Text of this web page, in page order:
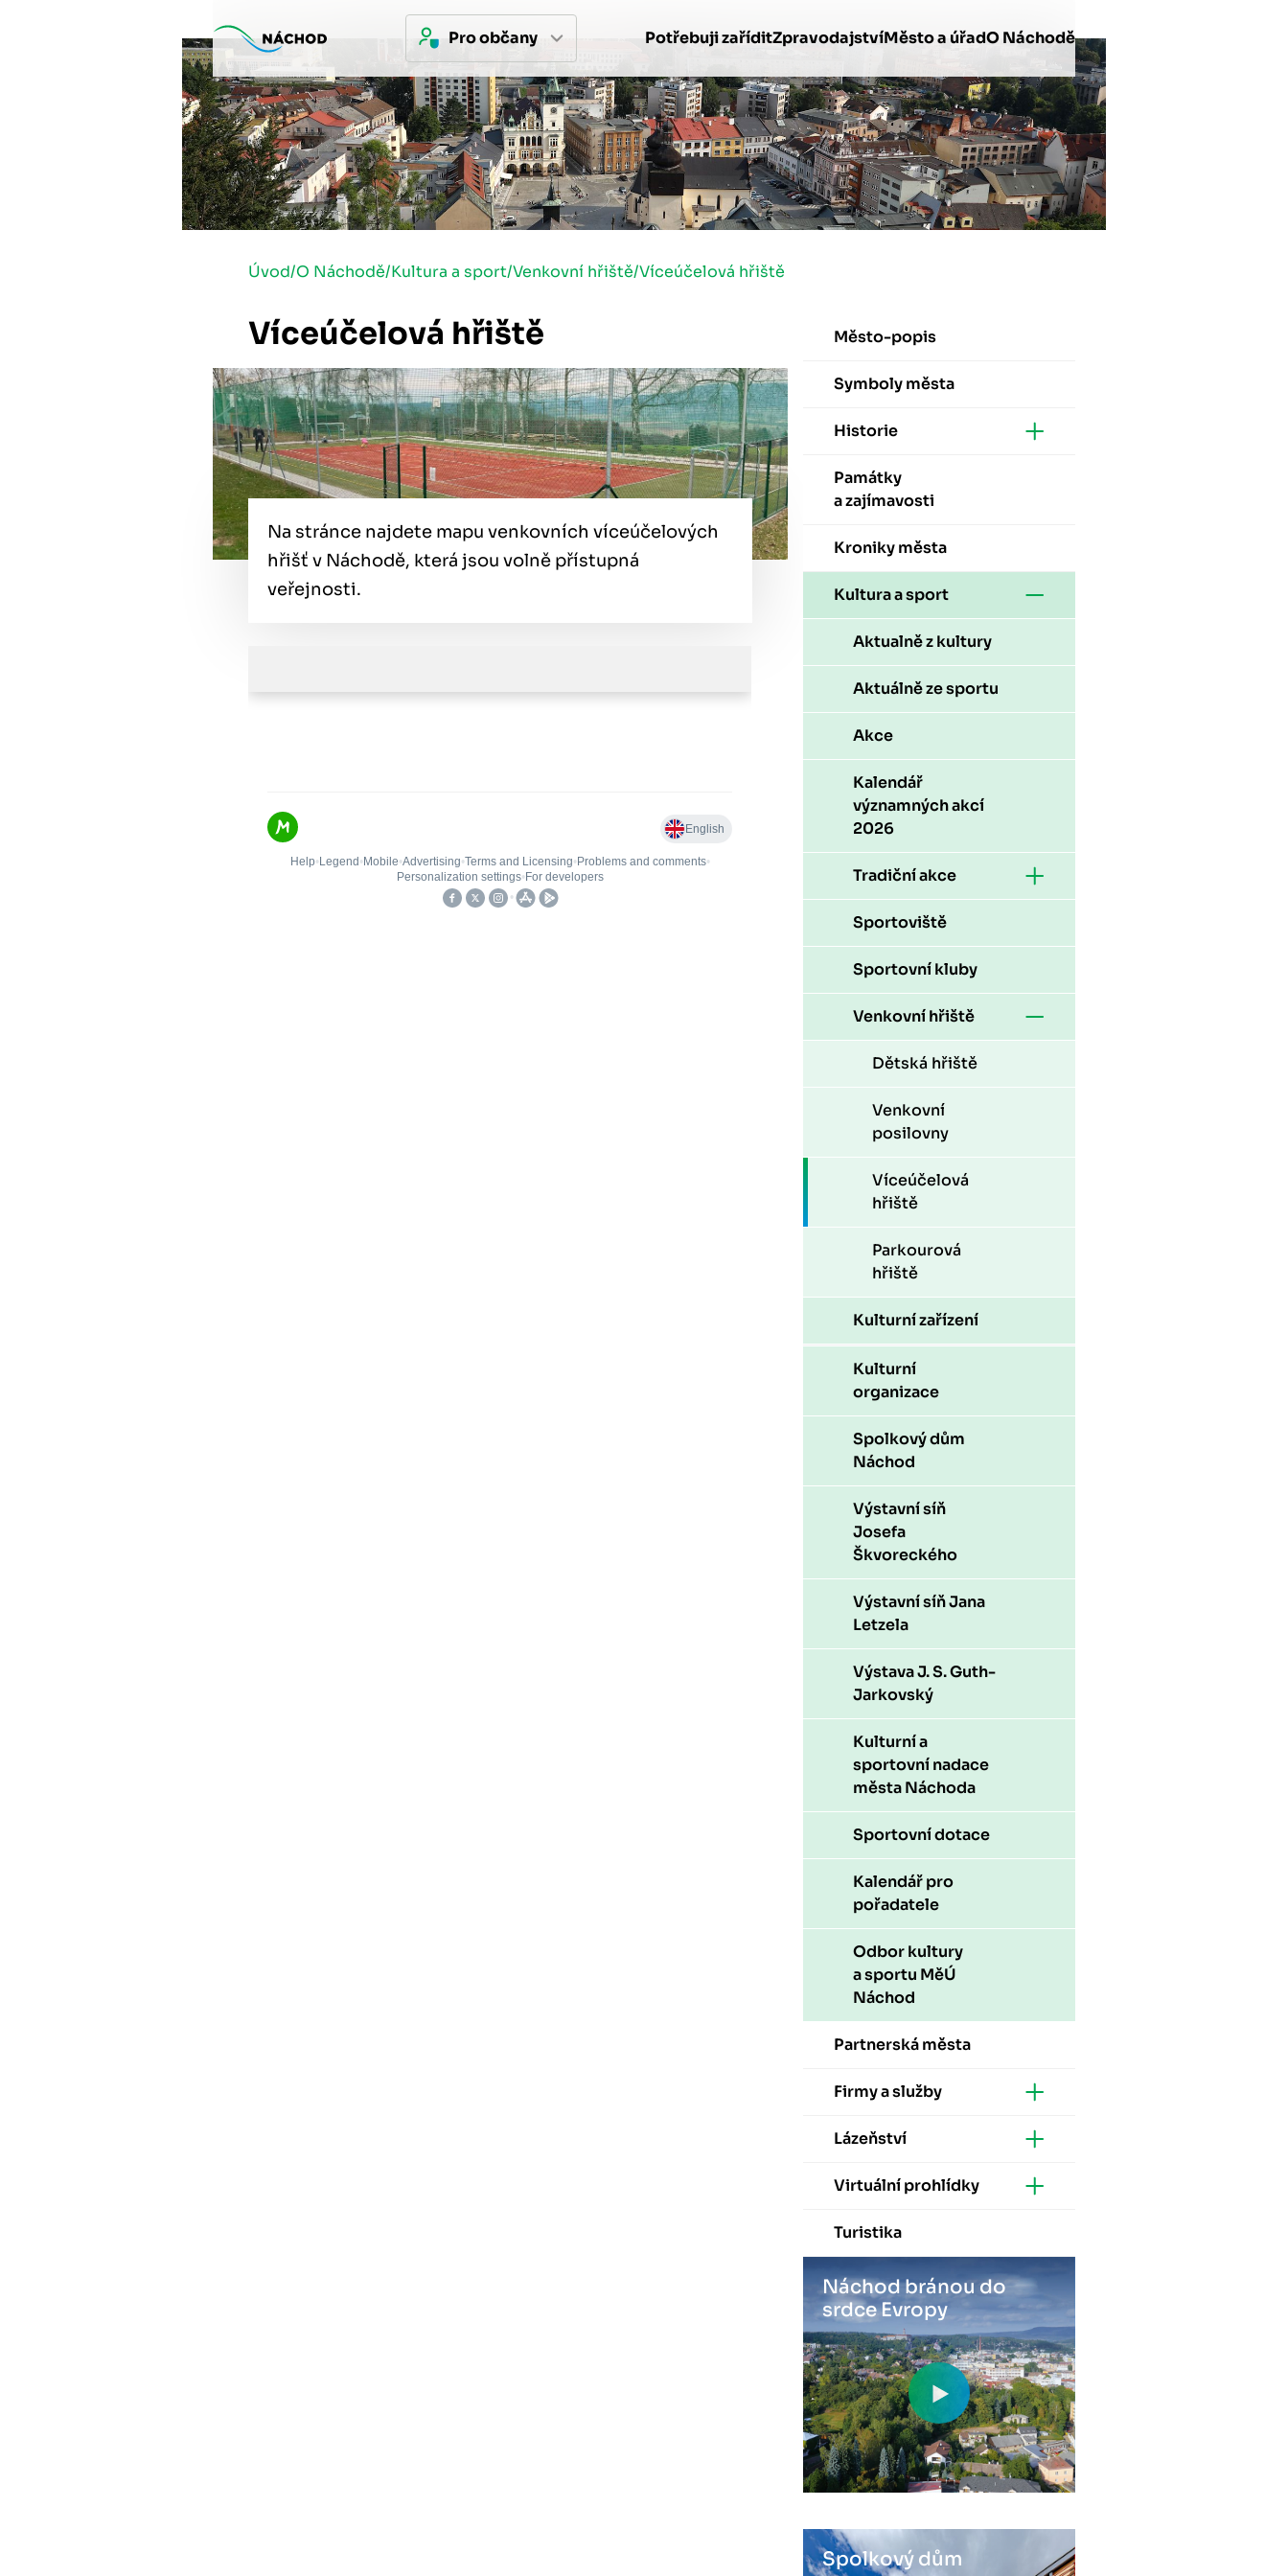
Pro občany Potřebuji zaříditZpravodajstvíMěsto a úřadO Náchodě
Úvod/O Náchodě/Kultura a sport/Venkovní hřiště/Víceúčelová hřiště
Víceúčelová hřiště
Na stránce najdete mapu venkovních víceúčelových
hřišť v Náchodě, která jsou volně přístupná
veřejnosti.
Město-popis
Symboly města
Historie
Památky
a zajímavosti
Kroniky města
Kultura a sport
Aktualně z kultury
Aktuálně ze sportu
Akce
Kalendář
významných akcí
2026
Tradiční akce
Sportoviště
Sportovní kluby
Venkovní hřiště
Dětská hřiště
Venkovní
posilovny
Víceúčelová
hřiště
Parkourová
hřiště
Kulturní zařízení
Kulturní
organizace
Spolkový dům
Náchod
Výstavní síň
Josefa
Škvoreckého
Výstavní síň Jana
Letzela
Výstava J. S. Guth-
Jarkovský
Kulturní a
sportovní nadace
města Náchoda
Sportovní dotace
Kalendář pro
pořadatele
Odbor kultury
a sportu MěÚ
Náchod
Partnerská města
Firmy a služby
Lázeňství
Virtuální prohlídky
Turistika
Náchod bránou do
srdce Evropy
Spolkový dům